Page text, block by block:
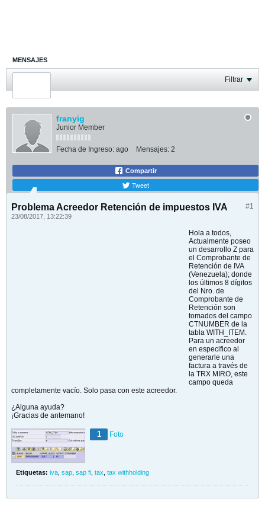
MENSAJES
ÚLTIMA ACTIVIDAD Filtrar
franyig
Junior Member
Fecha de Ingreso: ago Mensajes: 2
Compartir
Tweet
#1
Problema Acreedor Retención de impuestos IVA
23/08/2017, 13:22:39
Hola a todos,
Actualmente poseo
un desarrollo Z para
el Comprobante de
Retención de IVA
(Venezuela); donde
los últimos 8 dígitos
del Nro. de
Comprobante de
Retención son
tomados del campo
CTNUMBER de la
tabla WITH_ITEM.
Para un acreedor
en especifico al
generarle una
factura a través de
la TRX MIRO, este
campo queda
completamente vacío. Solo pasa con este acreedor.
¿Alguna ayuda?
¡Gracias de antemano!
1 Foto
Etiquetas: iva sap sap fi tax tax withholding